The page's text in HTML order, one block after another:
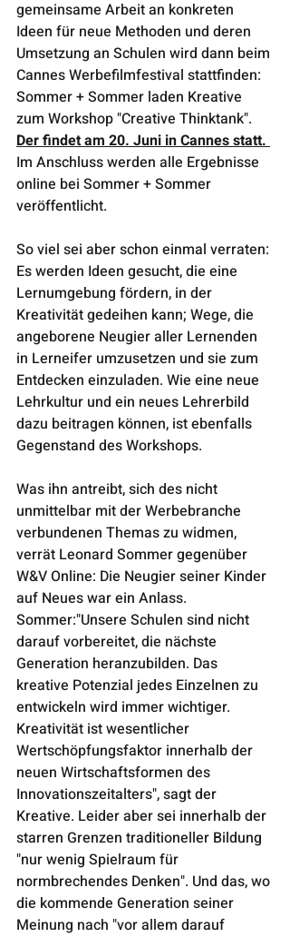
gemeinsame Arbeit an konkreten
Ideen für neue Methoden und deren
Umsetzung an Schulen wird dann beim
Cannes Werbefilmfestival stattfinden:
Sommer + Sommer laden Kreative
zum Workshop "Creative Thinktank".
Der findet am 20. Juni in Cannes statt.
Im Anschluss werden alle Ergebnisse
online bei Sommer + Sommer
veröffentlicht.
So viel sei aber schon einmal verraten:
Es werden Ideen gesucht, die eine
Lernumgebung fördern, in der
Kreativität gedeihen kann; Wege, die
angeborene Neugier aller Lernenden
in Lerneifer umzusetzen und sie zum
Entdecken einzuladen. Wie eine neue
Lehrkultur und ein neues Lehrerbild
dazu beitragen können, ist ebenfalls
Gegenstand des Workshops.
Was ihn antreibt, sich des nicht
unmittelbar mit der Werbebranche
verbundenen Themas zu widmen,
verrät Leonard Sommer gegenüber
W&V Online: Die Neugier seiner Kinder
auf Neues war ein Anlass.
Sommer:"Unsere Schulen sind nicht
darauf vorbereitet, die nächste
Generation heranzubilden. Das
kreative Potenzial jedes Einzelnen zu
entwickeln wird immer wichtiger.
Kreativität ist wesentlicher
Wertschöpfungsfaktor innerhalb der
neuen Wirtschaftsformen des
Innovationszeitalters", sagt der
Kreative. Leider aber sei innerhalb der
starren Grenzen traditioneller Bildung
"nur wenig Spielraum für
normbrechendes Denken". Und das, wo
die kommende Generation seiner
Meinung nach "vor allem darauf